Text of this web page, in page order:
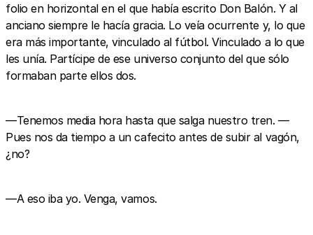
folio en horizontal en el que había escrito Don Balón. Y al
anciano siempre le hacía gracia. Lo veía ocurrente y, lo que
era más importante, vinculado al fútbol. Vinculado a lo que
les unía. Partícipe de ese universo conjunto del que sólo
formaban parte ellos dos.
—Tenemos media hora hasta que salga nuestro tren. —
Pues nos da tiempo a un cafecito antes de subir al vagón,
¿no?
—A eso iba yo. Venga, vamos.